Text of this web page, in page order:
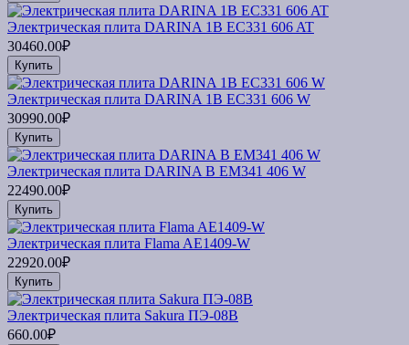
Электрическая плита DARINA 1B EC331 606 AT
30460.00₽
Купить
Электрическая плита DARINA 1B EC331 606 W
30990.00₽
Купить
Электрическая плита DARINA B EM341 406 W
22490.00₽
Купить
Электрическая плита Flama AE1409-W
22920.00₽
Купить
Электрическая плита Sakura ПЭ-08В
660.00₽